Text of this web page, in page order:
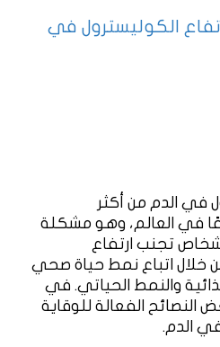
الكوليسترول في
في الدم من أكثر
في العالم، وهو مشكلة
تجنب ارتفاع
خلال اتباع نمط حياة صحي
والنمط الحياتي. في
النصائح الفعالة للوقاية
الدم.